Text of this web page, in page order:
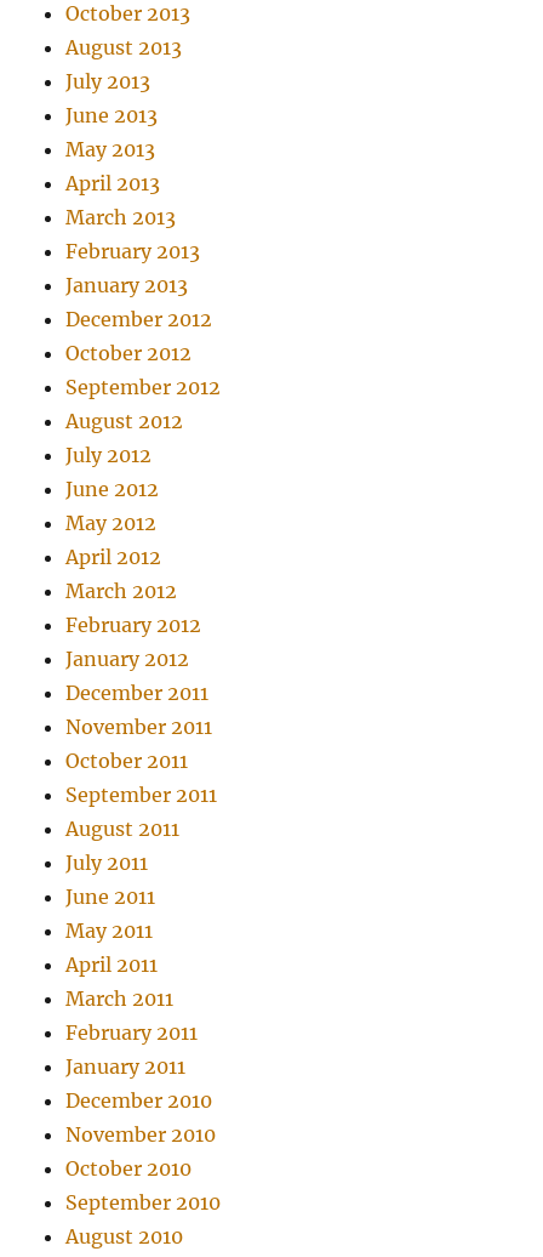
October 2013
August 2013
July 2013
June 2013
May 2013
April 2013
March 2013
February 2013
January 2013
December 2012
October 2012
September 2012
August 2012
July 2012
June 2012
May 2012
April 2012
March 2012
February 2012
January 2012
December 2011
November 2011
October 2011
September 2011
August 2011
July 2011
June 2011
May 2011
April 2011
March 2011
February 2011
January 2011
December 2010
November 2010
October 2010
September 2010
August 2010